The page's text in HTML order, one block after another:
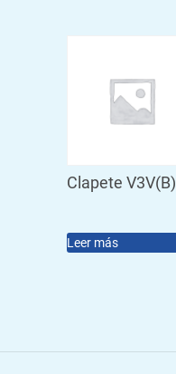
Clapete V3V(B)
Leer más